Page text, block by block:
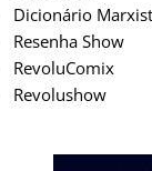
Dicionário
Resenha Show
RevoluComix
Revolushow